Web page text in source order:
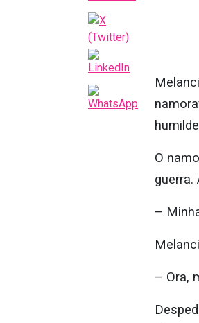
O
guerra.
–
– Ora,